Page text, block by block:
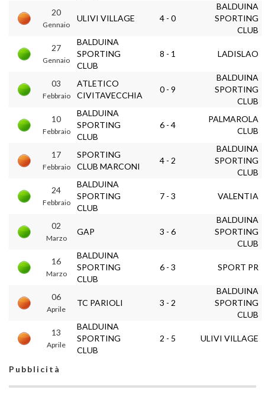
20
Gennaio
ULIVI VILLAGE 4 - 0
BALDUINA
SPORTING
CLUB
27
Gennaio
BALDUINA
SPORTING
CLUB
8 - 1 LADISLAO
03
Febbraio
ATLETICO
CIVITAVECCHIA
0 - 9
BALDUINA
SPORTING
CLUB
10
Febbraio
BALDUINA
SPORTING
CLUB
6 - 4
PALMAROLA
CLUB
17
Febbraio
SPORTING
CLUB MARCONI
4 - 2
BALDUINA
SPORTING
CLUB
24
Febbraio
BALDUINA
SPORTING
CLUB
7 - 3 VALENTIA
02
Marzo
GAP 3 - 6
BALDUINA
SPORTING
CLUB
16
Marzo
BALDUINA
SPORTING
CLUB
6 - 3 SPORT PR
06
Aprile
TC PARIOLI 3 - 2
BALDUINA
SPORTING
CLUB
13
Aprile
BALDUINA
SPORTING
CLUB
2 - 5 ULIVI VILLAGE
Pubblicità